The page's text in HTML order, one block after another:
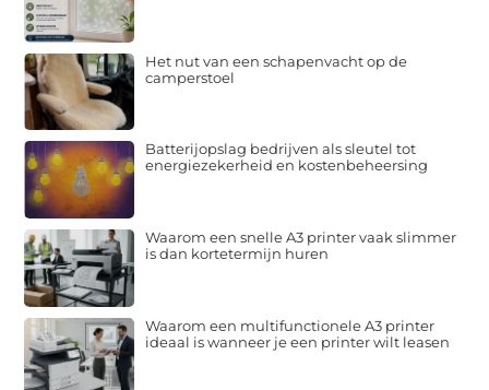
Het nut van een schapenvacht op de
camperstoel
Batterijopslag bedrijven als sleutel tot
energiezekerheid en kostenbeheersing
Waarom een snelle A3 printer vaak slimmer
is dan kortetermijn huren
Waarom een multifunctionele A3 printer
ideaal is wanneer je een printer wilt leasen